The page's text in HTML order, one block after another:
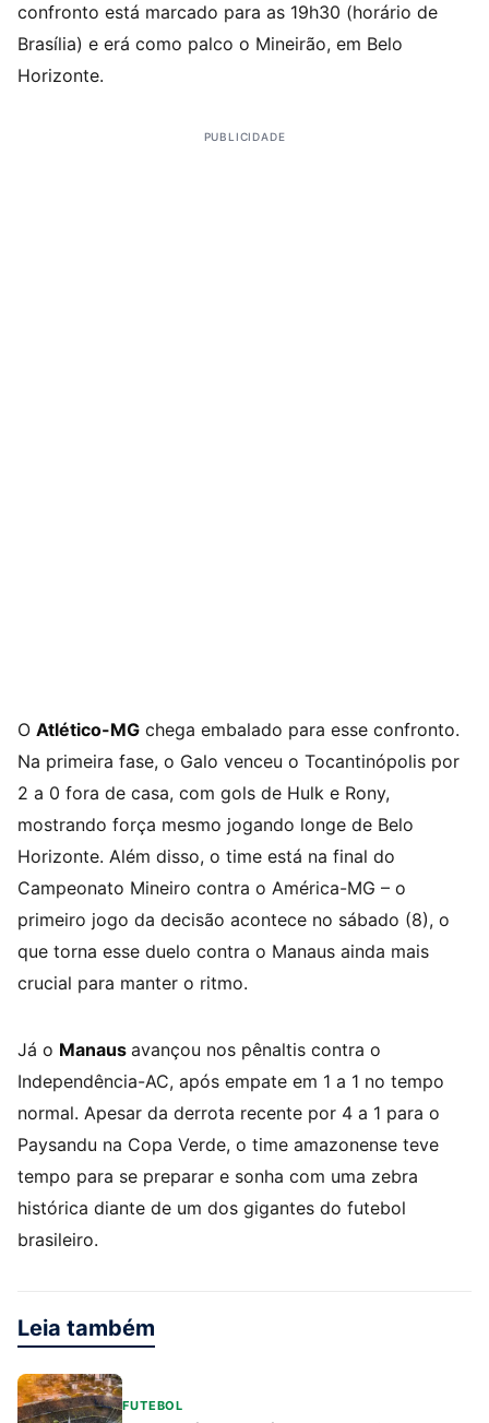
confronto está marcado para as 19h30 (horário de
Brasília) e erá como palco o Mineirão, em Belo
Horizonte.
PUBLICIDADE
O Atlético-MG chega embalado para esse confronto.
Na primeira fase, o Galo venceu o Tocantinópolis por
2 a 0 fora de casa, com gols de Hulk e Rony,
mostrando força mesmo jogando longe de Belo
Horizonte. Além disso, o time está na final do
Campeonato Mineiro contra o América-MG – o
primeiro jogo da decisão acontece no sábado (8), o
que torna esse duelo contra o Manaus ainda mais
crucial para manter o ritmo.
Já o Manaus avançou nos pênaltis contra o
Independência-AC, após empate em 1 a 1 no tempo
normal. Apesar da derrota recente por 4 a 1 para o
Paysandu na Copa Verde, o time amazonense teve
tempo para se preparar e sonha com uma zebra
histórica diante de um dos gigantes do futebol
brasileiro.
Leia também
FUTEBOL